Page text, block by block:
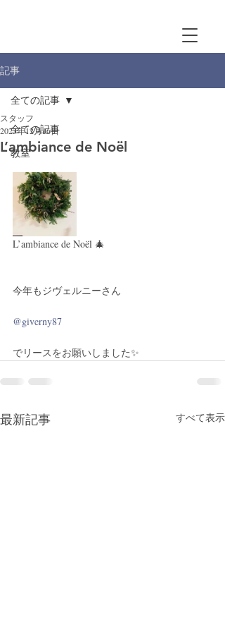
記事
全ての記事
教室
全ての記事
L’ambiance de Noël
スタッフ
2023年12月16日
L’ambiance de Noël 🎄
今年もジヴェルニーさん
@giverny87
でリースをお願いしました✨
最新記事 すべて表示